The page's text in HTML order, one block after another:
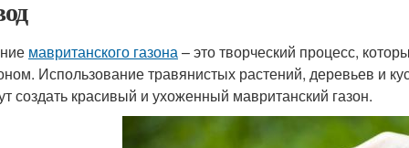
мавританского газона– это творческий процесс,
Использование травянистых растений, деревьев и
создать красивый и ухоженный мавританский газон.